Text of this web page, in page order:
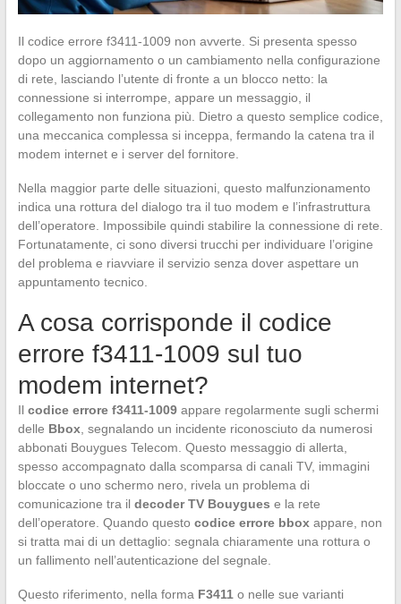
Il codice errore f3411-1009 non avverte. Si presenta spesso
dopo un aggiornamento o un cambiamento nella configurazione
di rete, lasciando l’utente di fronte a un blocco netto: la
connessione si interrompe, appare un messaggio, il
collegamento non funziona più. Dietro a questo semplice codice,
una meccanica complessa si inceppa, fermando la catena tra il
modem internet e i server del fornitore.
Nella maggior parte delle situazioni, questo malfunzionamento
indica una rottura del dialogo tra il tuo modem e l’infrastruttura
dell’operatore. Impossibile quindi stabilire la connessione di rete.
Fortunatamente, ci sono diversi trucchi per individuare l’origine
del problema e riavviare il servizio senza dover aspettare un
appuntamento tecnico.
A cosa corrisponde il codice
errore f3411-1009 sul tuo
modem internet?
Il codice errore f3411-1009appare regolarmente sugli schermi
delle Bbox, segnalando un incidente riconosciuto da numerosi
abbonati Bouygues Telecom. Questo messaggio di allerta,
spesso accompagnato dalla scomparsa di canali TV, immagini
bloccate o uno schermo nero, rivela un problema di
comunicazione tra il decoder TV Bouygues e la rete
dell’operatore. Quando questo codice errore bboxappare, non
si tratta mai di un dettaglio: segnala chiaramente una rottura o
un fallimento nell’autenticazione del segnale.
Questo riferimento, nella forma F3411 o nelle sue varianti